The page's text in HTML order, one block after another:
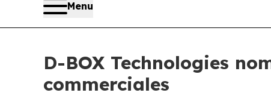
Menu
D-BOX Technologies
commerciales